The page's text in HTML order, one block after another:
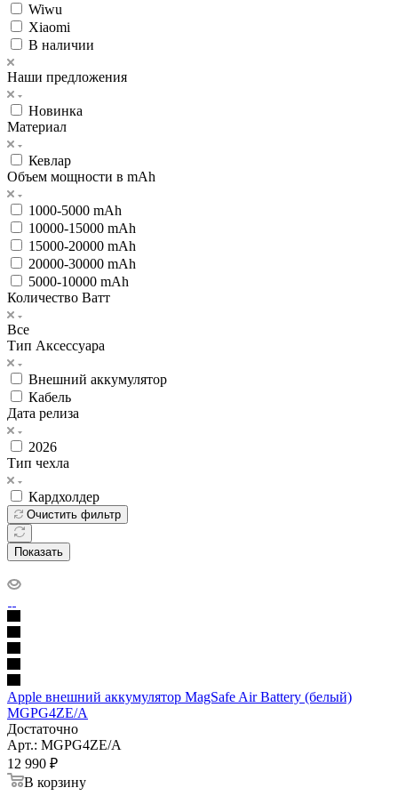
Wiwu
Xiaomi
В наличии
Наши предложения
Новинка
Материал
Кевлар
Объем мощности в mAh
1000-5000 mAh
10000-15000 mAh
15000-20000 mAh
20000-30000 mAh
5000-10000 mAh
Количество Ватт
Все
Тип Аксессуара
Внешний аккумулятор
Кабель
Дата релиза
2026
Тип чехла
Кардхолдер
Очистить фильтр
Показать
Apple внешний аккумулятор MagSafe Air Battery (белый)
MGPG4ZE/A
Достаточно
Арт.: MGPG4ZE/A
12 990 ₽
В корзину